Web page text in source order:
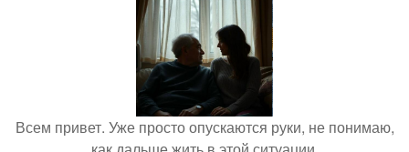
Всем привет. Уже просто опускаются руки, не понимаю,